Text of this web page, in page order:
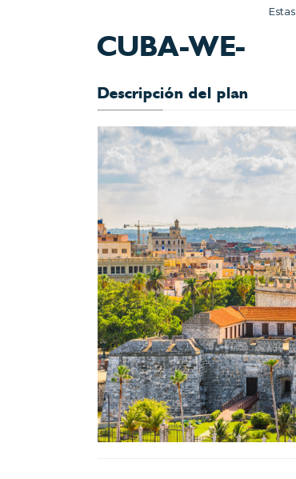
CUBA-WE-
Descripción del plan